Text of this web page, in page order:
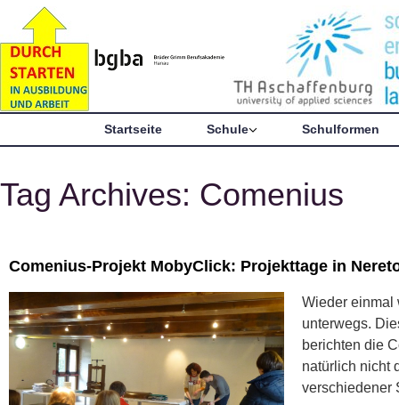
Startseite Schule Schulformen
Tag Archives: Comenius
Comenius-Projekt MobyClick: Projekttage in
Wieder einmal
unterwegs.
berichten die
natürlich nicht
verschiedener